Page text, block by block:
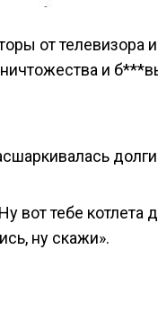
от телевизора
и
вот тебе котлета
ну скажи».